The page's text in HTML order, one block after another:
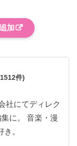
加
件)
社にてディレク
に。 音楽・漫
。